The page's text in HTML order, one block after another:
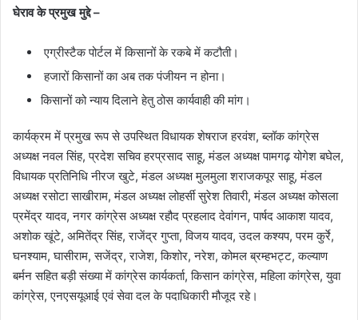
घेराव के प्रमुख मुद्दे –
एग्रीस्टैक पोर्टल में किसानों के रकबे में कटौती।
हजारों किसानों का अब तक पंजीयन न होना।
किसानों को न्याय दिलाने हेतु ठोस कार्यवाही की मांग।
कार्यक्रम में प्रमुख रूप से उपस्थित विधायक शेषराज हरवंश, ब्लॉक कांग्रेस
अध्यक्ष नवल सिंह, प्रदेश सचिव हरप्रसाद साहू, मंडल अध्यक्ष पामगढ़ योगेश बघेल,
विधायक प्रतिनिधि नीरज खुटे, मंडल अध्यक्ष मुलमुला शराजकपूर साहू, मंडल
अध्यक्ष रसोटा साखीराम, मंडल अध्यक्ष लोहर्सी सुरेश तिवारी, मंडल अध्यक्ष कोसला
प्रमेंद्र यादव, नगर कांग्रेस अध्यक्ष रहौद प्रहलाद देवांगन, पार्षद आकाश यादव,
अशोक खूंटे, अमितेंद्र सिंह, राजेंद्र गुप्ता, विजय यादव, उदल कश्यप, परम कुर्रे,
घनश्याम, घासीराम, सजेंद्र, राजेश, किशोर, नरेश, कोमल ब्रम्हभट्ट, कल्याण
बर्मन सहित बड़ी संख्या में कांग्रेस कार्यकर्ता, किसान कांग्रेस, महिला कांग्रेस, युवा
कांग्रेस, एनएसयूआई एवं सेवा दल के पदाधिकारी मौजूद रहे।